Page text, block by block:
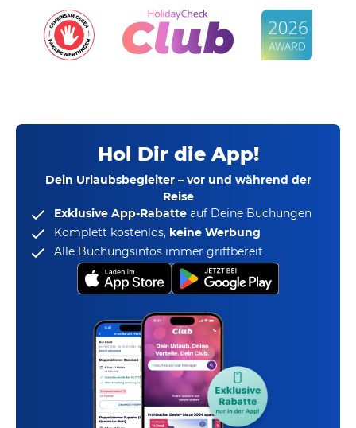
Hol Dir die App!
Dein Urlaubsbegleiter – vor und während der
Reise
Exklusive App-Rabatte auf Deine Buchungen
Komplett kostenlos, keine Werbung
Alle Buchungsinfos immer griffbereit